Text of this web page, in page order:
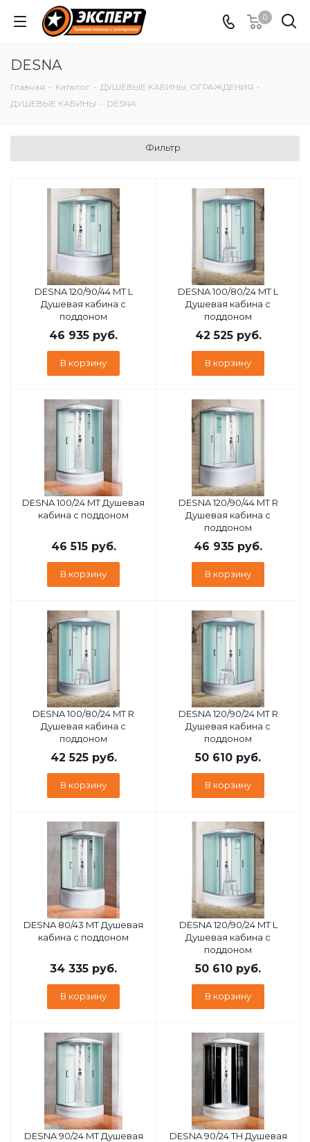
0
DESNA
Главная - Каталог - ДУШЕВЫЕ КАБИНЫ, ОГРАЖДЕНИЯ -
ДУШЕВЫЕ КАБИНЫ - DESNA
Фильтр
DESNA 120/90/44 MT L
Душевая кабина с
поддоном
46 935 руб.
В корзину
DESNA 100/80/24 MT L
Душевая кабина с
поддоном
42 525руб.
В корзину
DESNA 100/24 MT Душевая
кабина с поддоном
46 515руб.
В корзину
DESNA 120/90/44 MT R
Душевая кабина с
поддоном
46 935 руб.
В корзину
DESNA 100/80/24 MT R
Душевая кабина с
поддоном
42 525руб.
В корзину
DESNA 120/90/24 MT R
Душевая кабина с
поддоном
50 610 руб.
В корзину
DESNA 80/43 MT Душевая
кабина с поддоном
34 335 руб.
В корзину
DESNA 120/90/24 MT L
Душевая кабина с
поддоном
50 610 руб.
В корзину
DESNA 90/24 MT Душевая
DESNA 90/24 TH Душевая